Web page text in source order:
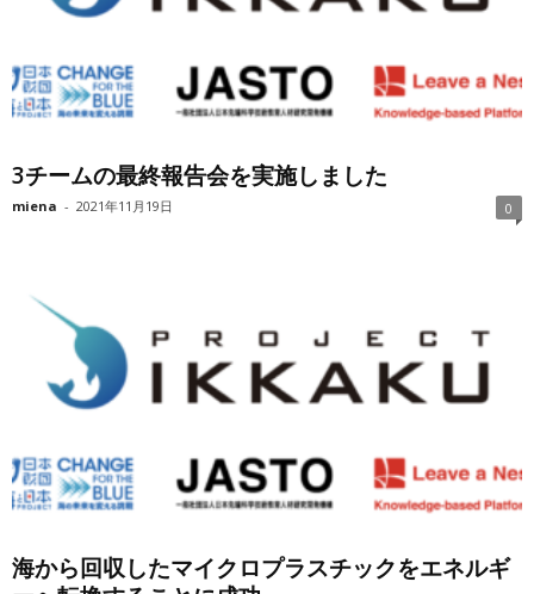
3チームの最終報告会を実施しました
miena - 2021年11月19日 0
海から回収したマイクロプラスチックをエネルギ